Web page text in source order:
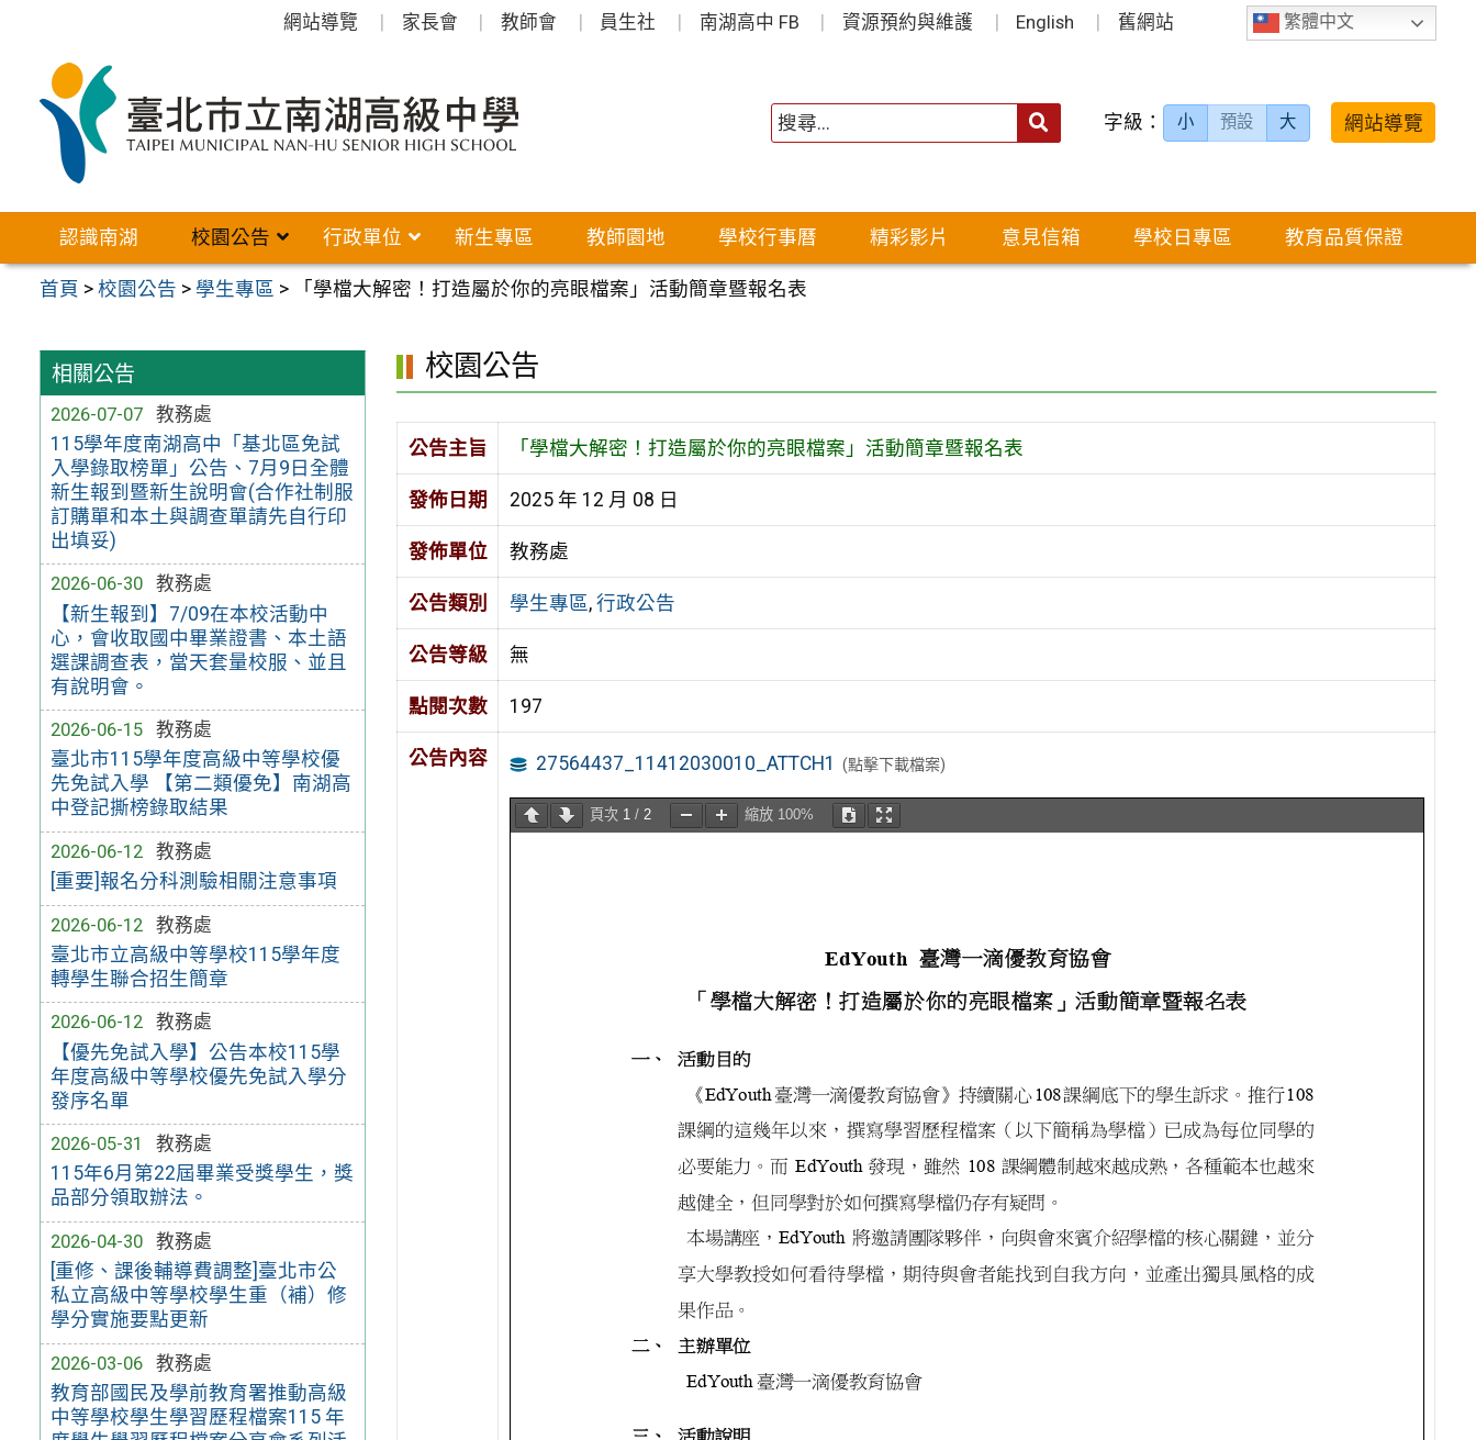
繁體中文
網站導覽 家長會 教師會 員生社 南湖高中 FB 資源預約與維護 English 舊網站
字級： 小 預設 大 網站導覽
認識南湖 校園公告 行政單位 新生專區 教師園地 學校行事曆 精彩影片 意見信箱 學校日專區 教育品質保證
首頁 >校園公告 > 學生專區 > 「學檔大解密！打造屬於你的亮眼檔案」活動簡章暨報名表
相關公告
2026-07-07
教務處
115學年度南湖高中「基北區免試
入學錄取榜單」公告、7月9日全體
新生報到暨新生說明會(合作社制服
訂購單和本土與調查單請先自行印
出填妥)
2026-06-30
教務處
【新生報到】7/09在本校活動中
心，會收取國中畢業證書、本土語
選課調查表，當天套量校服、並且
有說明會。
2026-06-15
教務處
臺北市115學年度高級中等學校優
先免試入學 【第二類優免】南湖高
中登記撕榜錄取結果
2026-06-12
教務處
[重要]報名分科測驗相關注意事項
2026-06-12
教務處
臺北市立高級中等學校115學年度
轉學生聯合招生簡章
2026-06-12
教務處
【優先免試入學】公告本校115學
年度高級中等學校優先免試入學分
發序名單
2026-05-31
教務處
115年6月第22屆畢業受獎學生，獎
品部分領取辦法。
2026-04-30
教務處
[重修、課後輔導費調整]臺北市公
私立高級中等學校學生重（補）修
學分實施要點更新
2026-03-06
教務處
教育部國民及學前教育署推動高級
中等學校學生學習歷程檔案115 年
校園公告
公告主旨 「學檔大解密！打造屬於你的亮眼檔案」活動簡章暨報名表
發佈日期 2025 年 12 月 08 日
發佈單位 教務處
公告類別 學生專區, 行政公告
公告等級 無
點閱次數 197
公告內容 27564437_11412030010_ATTCH1 (點擊下載檔案)
頁次 1 / 2 縮放 100%